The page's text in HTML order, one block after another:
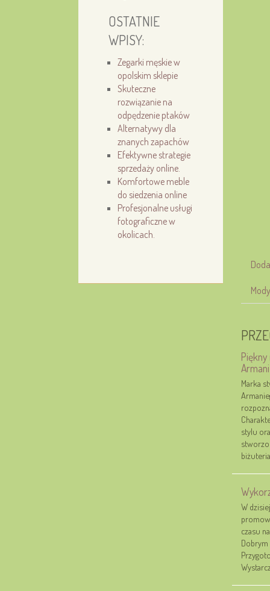
OSTATNIE
WPISY:
Zegarki męskie w
opolskim sklepie
Skuteczne
rozwiązanie na
odpędzenie ptaków
Alternatywy dla
znanych zapachów
Efektywne strategie
sprzedaży online.
Komfortowe meble
do siedzenia online
Profesjonalne usługi
fotograficzne w
okolicach.
Armani
Marka
stylu
W
czasu